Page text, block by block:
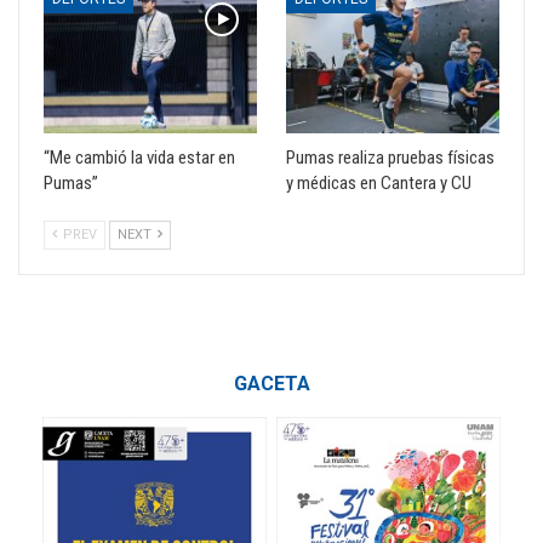
“Me cambió la vida estar en
Pumas”
Pumas realiza pruebas físicas
y médicas en Cantera y CU
PREV NEXT
GACETA